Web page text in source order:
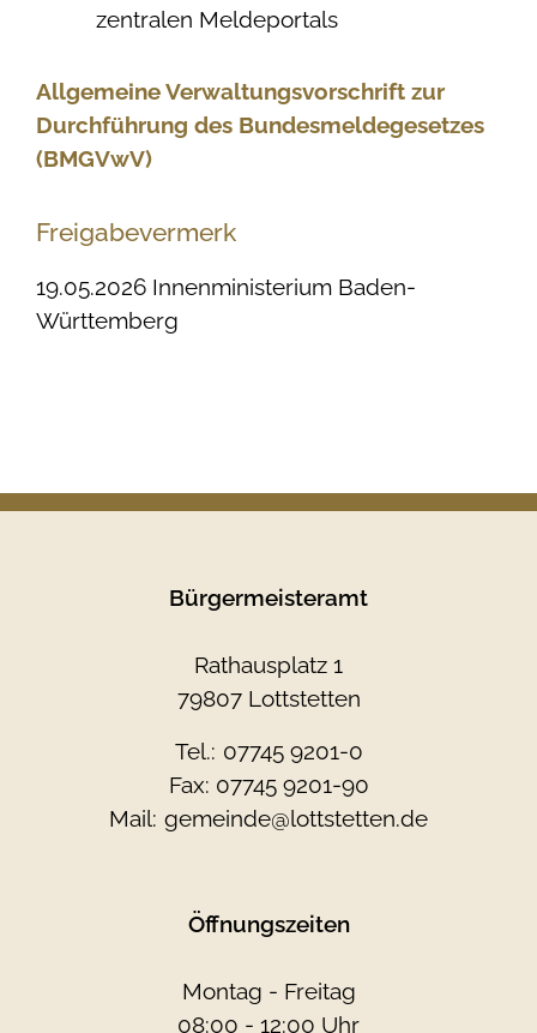
zentralen Meldeportals
Allgemeine Verwaltungsvorschrift zur
Durchführung des Bundesmeldegesetzes
(BMGVwV)
Freigabevermerk
19.05.2026 Innenministerium Baden-
Württemberg
Bürgermeisteramt
Rathausplatz 1
79807 Lottstetten
Tel.: 07745 9201-0
Fax: 07745 9201-90
Mail: gemeinde@lottstetten.de
Öffnungszeiten
Montag - Freitag
08:00 - 12:00 Uhr